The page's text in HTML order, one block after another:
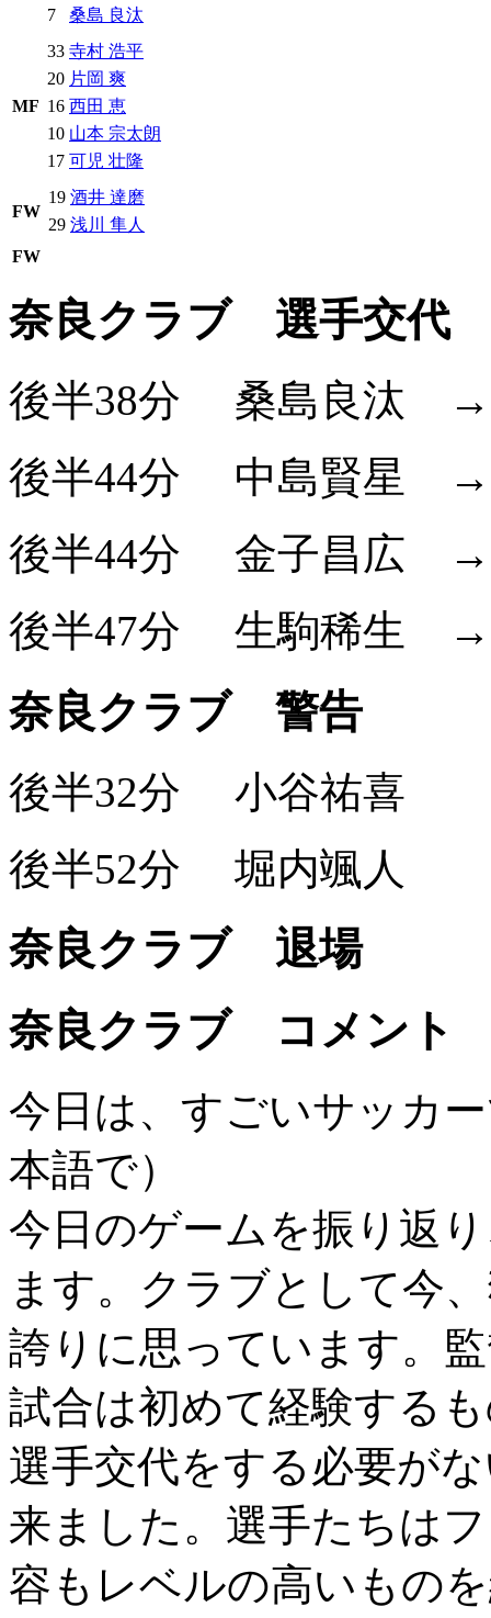
7
桑島 良汰
MF
33 寺村 浩平
20 片岡 爽
16 西田 恵
10 山本 宗太朗
17 可児 壮隆
FW
19 酒井 達磨
29 浅川 隼人
FW
奈良クラブ 選手交代
後半38分 桑島良汰
後半44分
中島賢星
後半44分
金子昌広
後半47分
生駒稀生
奈良クラブ 警告
後半32分
小谷祐喜
後半52分
堀内颯人
奈良クラブ 退場
奈良クラブ コメント
今日は、すごいサッカ
本語で）
今日のゲームを振り返
ます。クラブとして今
誇りに思っています。
試合は初めて経験する
選手交代をする必要が
来ました。選手たちは
容もレベルの高いもの